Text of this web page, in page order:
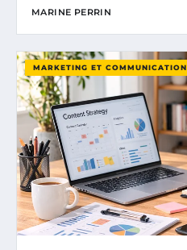
MARINE PERRIN
MARKETING ET COMMUNICATION